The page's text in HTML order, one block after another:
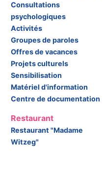
Consultations
psychologiques
Activités
Groupes de paroles
Offres de vacances
Projets culturels
Sensibilisation
Matériel d'information
Centre de documentation
Restaurant
Restaurant "Madame
Witzeg"